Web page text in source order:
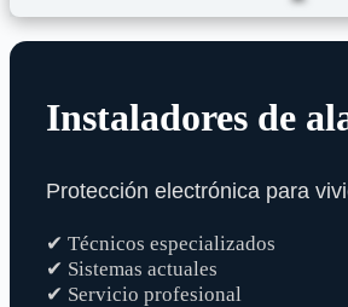
Instaladores de
Protección electrónica para
✔ Técnicos especializados
✔ Sistemas actuales
✔ Servicio profesional